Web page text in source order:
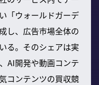
「ウォールドガーデ
し、広告市場全体の
る。そのシェアは実
AI開発や動画コンテ
コンテンツの買収競